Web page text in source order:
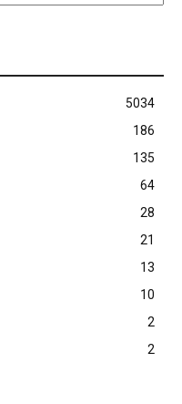
5034
186
135
64
28
21
13
10
2
2